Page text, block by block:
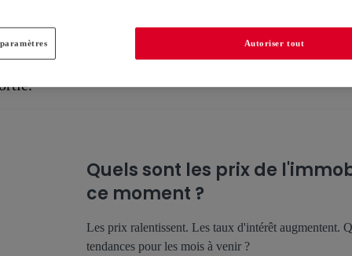
locative ne peut dépasser 3 mois de loyer.
en cas de loyers impayés et de détérioration du
tous les cas, nous vous conseillons d’effectuer un
Quels sont les prix de
ce moment ?
Les prix ralentissent. Les taux d'intérêt augmentent.
tendances pour les mois à venir ?
Autoriser tout